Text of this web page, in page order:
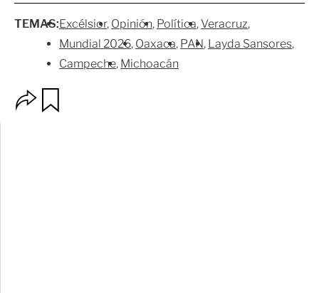
TEMAS:Excélsior Opinión Política Veracruz
Mundial 2026 Oaxaca PAN Layda Sansores
Campeche Michoacán
p